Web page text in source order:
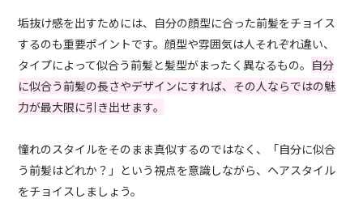
垢抜け感を出すためには、自分の顔型に合った前髪をチョイス
するのも重要ポイントです。顔型や雰囲気は人それぞれ違い、
タイプによって似合う前髪と髪型がまったく異なるもの。 自分
に似合う前髪の長さやデザインにすれば、その人ならではの魅
力が最大限に引き出せます。
憧れのスタイルをそのまま真似するのではなく、「自分に似合
う前髪はどれか？」という視点を意識しながら、ヘアスタイル
をチョイスしましょう。